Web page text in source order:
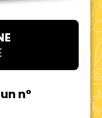
n°